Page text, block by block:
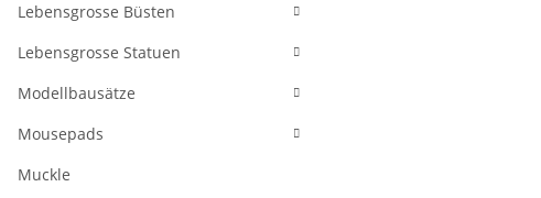
Lebensgrosse Büsten
Lebensgrosse Statuen
Modellbausätze
Mousepads
Muckle